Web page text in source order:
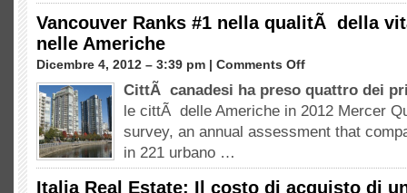
per
acquistare
in
Canada
Vancouver Ranks #1 nella qualitÃ della
nelle Americhe
Dicembre 4, 2012 – 3:39 pm | Comments Offsu
Ranks
#1
CittÃ canadesi ha preso quattro dei
le cittÃ delle Americhe in 2012 Mercer
survey, an annual assessment that
in 221 urbano …
Italia Real Estate: Il costo di acquisto di